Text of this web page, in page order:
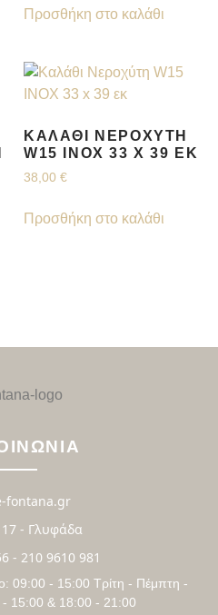
Προσθήκη στο καλάθι
ΚΑΛΆΘΙ ΝΕΡΟΧΎΤΗ
W15 INOX 33 X 39 ΕΚ
38,00 €
Προσθήκη στο καλάθι
fontana.gr
- Γλυφάδα
- 210 9610 981
09:00 - 15:00 Τρίτη - Πέμπτη -
15:00 & 18:00 - 21:00